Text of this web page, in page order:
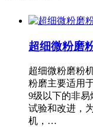
超细微粉磨
超细微粉磨粉
粉磨主要适用
9级以下的非易
试验和改进，
机，…